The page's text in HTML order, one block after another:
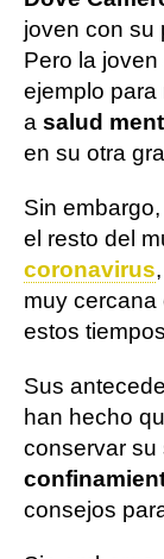
joven con su
Pero la
ejemplo para
a salud
en su otra
Sin
el resto del
coronavirus
muy cercana
estos
Sus
han hecho
conservar su
consejos